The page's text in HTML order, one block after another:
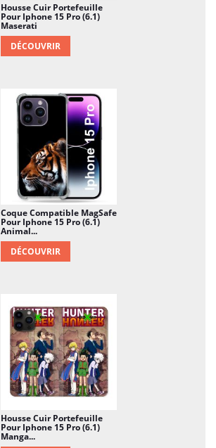
Housse Cuir Portefeuille
Pour Iphone 15 Pro (6.1)
Maserati
DÉCOUVRIR
Coque Compatible MagSafe
Pour Iphone 15 Pro (6.1)
Animal...
DÉCOUVRIR
Housse Cuir Portefeuille
Pour Iphone 15 Pro (6.1)
Manga...